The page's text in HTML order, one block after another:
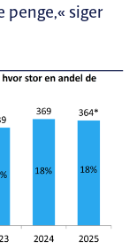
penge,« siger